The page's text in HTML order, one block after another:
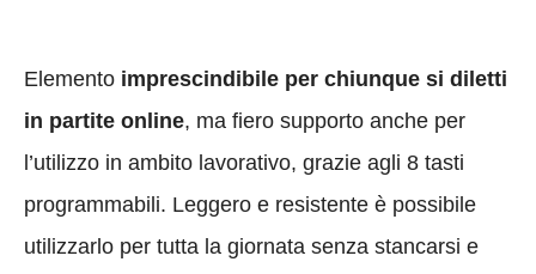
Elemento imprescindibile per chiunque si diletti
in partite online, ma fiero supporto anche per
l’utilizzo in ambito lavorativo, grazie agli 8 tasti
programmabili. Leggero e resistente è possibile
utilizzarlo per tutta la giornata senza stancarsi e